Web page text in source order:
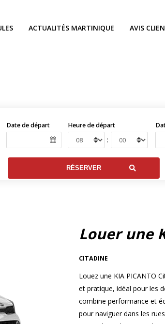
ACTUALITÉS MARTINIQUE AVIS
Date de départ Heure de départ
:
Louer une
CITADINE
Louez une KIA PICANTO
et pratique, idéal pour les
combine performance et
pour naviguer dans les